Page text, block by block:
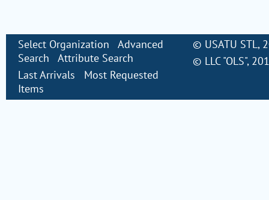
Select Organization
Advanced
Search
Attribute Search
Last Arrivals
Most Requested
Items
© USATU STL,
© LLC "OLS",